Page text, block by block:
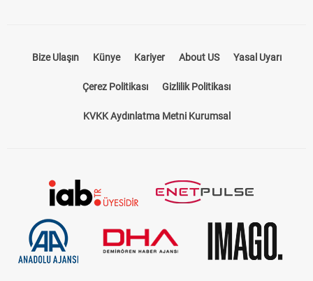
Künye Kariyer About US
Çerez Politikası Gizlilik Politikası